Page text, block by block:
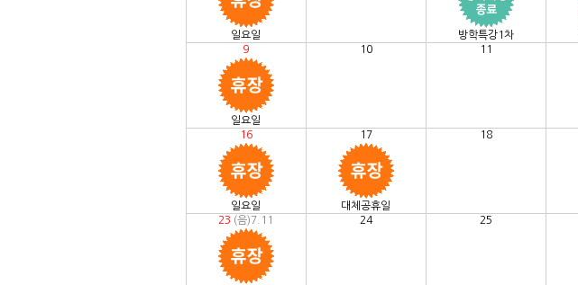
일요일 방학특강1차
9
일요일
10 11
16
일요일
17
대체공휴일
18
23 (음)7.11 24 25